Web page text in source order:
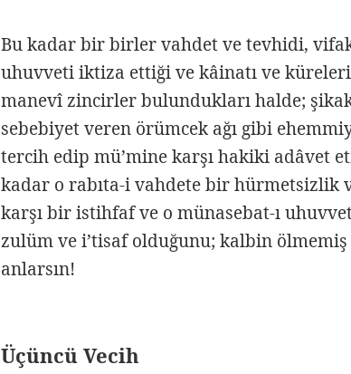
Bu kadar bir birler vahdet ve tevhidi,
uhuvveti iktiza ettiği ve kâinatı ve
manevî zincirler bulundukları halde;
sebebiyet veren örümcek ağı gibi
tercih edip mü’mine karşı hakiki adâvet
kadar o rabıta-i vahdete bir hürmetsizlik
karşı bir istihfaf ve o münasebat-ı
zulüm ve i’tisaf olduğunu; kalbin ölmemiş
anlarsın!
Üçüncü Vecih